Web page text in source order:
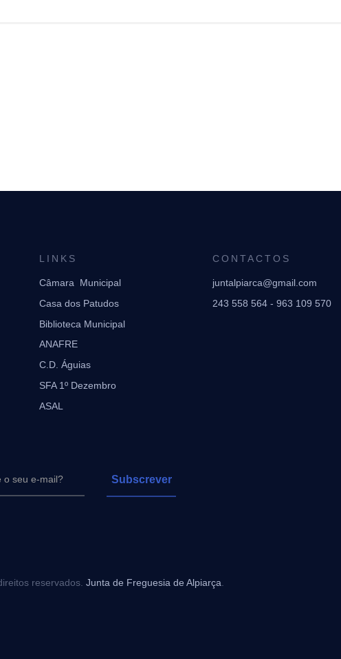
LINKS
Câmara Municipal
Casa dos Patudos
Biblioteca Municipal
ANAFRE
C.D. Águias
SFA 1º Dezembro
ASAL
CONTACTOS
juntalpiarca@gmail.com
243 558 564 - 963 109 570
reservados. Junta de Freguesia de Alpiarça.